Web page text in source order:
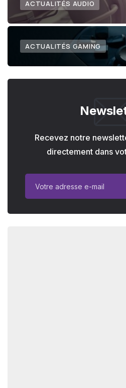
ACTUALITÉS AUDIO
ACTUALITÉS GAMING
Recevez notre
directement dans